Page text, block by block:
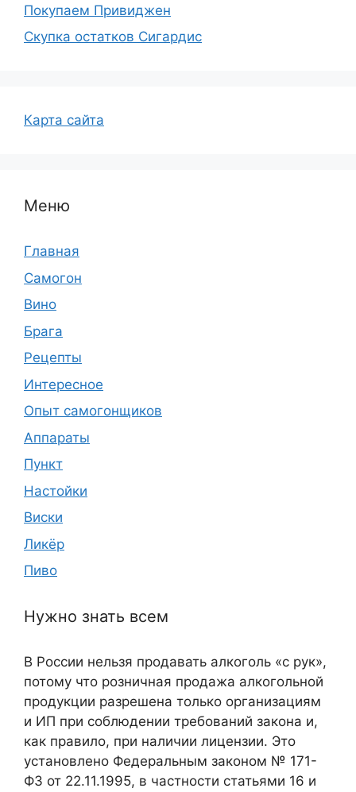
Покупаем Привиджен
Скупка остатков Сигардис
Карта сайта
Меню
Главная
Самогон
Вино
Брага
Рецепты
Интересное
Опыт самогонщиков
Аппараты
Пункт
Настойки
Виски
Ликёр
Пиво
Нужно знать всем
В России нельзя продавать алкоголь «с рук»,
потому что розничная продажа алкогольной
продукции разрешена только организациям
и ИП при соблюдении требований закона и,
как правило, при наличии лицензии. Это
установлено Федеральным законом № 171-
ФЗ от 22.11.1995, в частности статьями 16 и